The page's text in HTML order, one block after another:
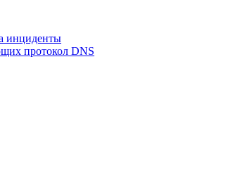
инциденты
протокол DNS